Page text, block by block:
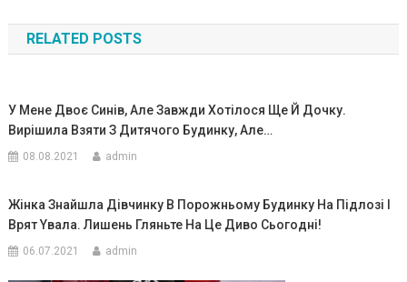
по
записям
RELATED POSTS
У Мене Двоє Синів, Але Завжди Хотілося Ще Й Дочку.
Вирішила Взяти З Дитячого Будинку, Але…
08.08.2021 admin
Жінка Знайшла Дівчинку В Порожньому Будинку На Підлозі І
Врят Yвала. Лишень Гляньте На Це Диво Сьогодні!
06.07.2021 admin